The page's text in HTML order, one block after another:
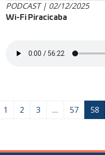
PODCAST | 02/12/2025
Wi-Fi Piracicaba
1 2 3 … 57 58